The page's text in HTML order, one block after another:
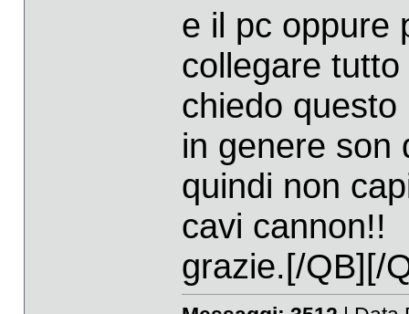
e il pc oppure
collegare
chiedo
in genere son
quindi non
cavi cannon!!
grazie.[/QB][/